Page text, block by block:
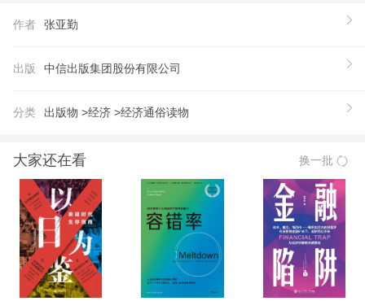
发展机遇，人工智能在探索过程中将发挥决定性和颠
产生可观的社会效益。本书也系统分析了人工智能飞
科研界的应对措施等。 最后，本书展望了整个
机遇和挑战，产学研各界在第四次工业革命中的角色
分工和承担的责任，AI时代的人才培养与全球科技交
流，等等。
【推荐语】
1.张亚勤是中国工程院院士、美国艺术与科学院院
士、澳大利亚国家工程院院士；曾任微软中国董事
作者 张亚勤
出版 中信出版集团股份有限公司
分类 出版物 >经济 >经济通俗读物
大家还在看 换一批